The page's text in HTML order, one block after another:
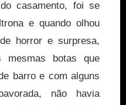
casamento, foi se
e quando olhou
horror e surpresa,
mesmas botas que
barro e com alguns
não havia